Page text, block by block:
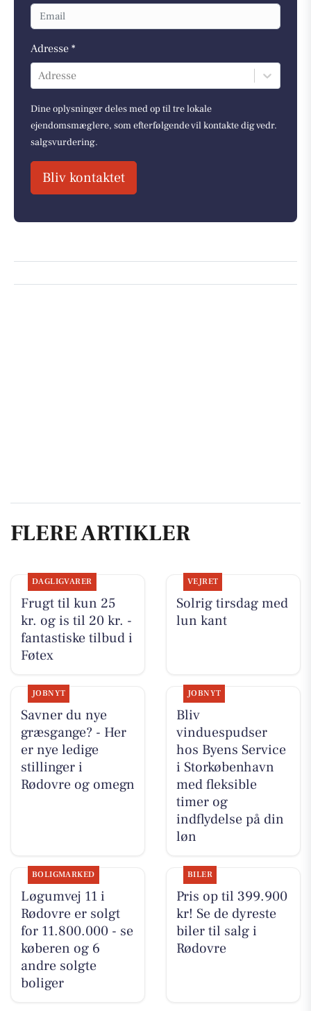
Adresse *
Adresse
Dine oplysninger deles med op til tre lokale
ejendomsmæglere, som efterfølgende vil kontakte dig vedr.
salgsvurdering.
Bliv kontaktet
FLERE ARTIKLER
DAGLIGVARER
Frugt til kun 25
kr. og is til 20 kr. -
fantastiske tilbud i
Føtex
VEJRET
Solrig tirsdag med
lun kant
JOBNYT
Savner du nye
græsgange? - Her
er nye ledige
stillinger i
Rødovre og omegn
JOBNYT
Bliv
vinduespudser
hos Byens Service
i Storkøbenhavn
med fleksible
timer og
indflydelse på din
løn
BOLIGMARKED
Løgumvej 11 i
Rødovre er solgt
for 11.800.000 - se
køberen og 6
andre solgte
boliger
BILER
Pris op til 399.900
kr! Se de dyreste
biler til salg i
Rødovre